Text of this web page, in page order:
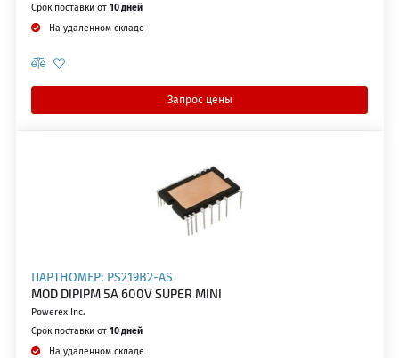
Срок поставки от 10 дней
На удаленном складе
Запрос цены
ПАРТНОМЕР: PS219B2-AS
MOD DIPIPM 5A 600V SUPER MINI
Powerex Inc.
Срок поставки от 10 дней
На удаленном складе